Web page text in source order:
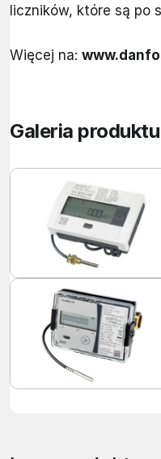
liczników, które są po
Więcej na:
Galeria produktu